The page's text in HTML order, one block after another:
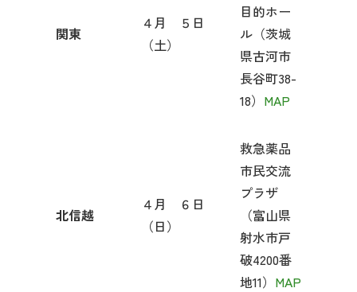
関東
４月 ５日
（土）
目的ホー
ル（茨城
県古河市
長谷町38-
18） MAP
北信越
４月 ６日
（日）
救急薬品
市民交流
プラザ
（富山県
射水市戸
破4200番
地11） MAP